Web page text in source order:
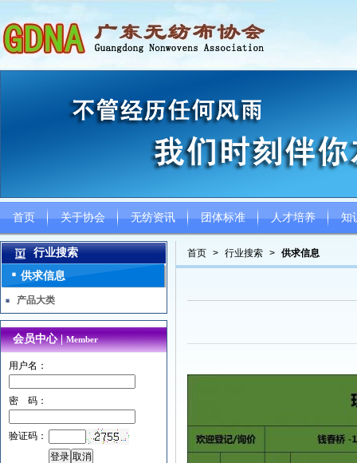
首页 关于协会 无纺资讯 团体标准 人才培养 知
首页 > 行业搜索 > 供求信息
行业搜索
供求信息
产品大类
会员中心 |Member
用户名：
密 码：
验证码：